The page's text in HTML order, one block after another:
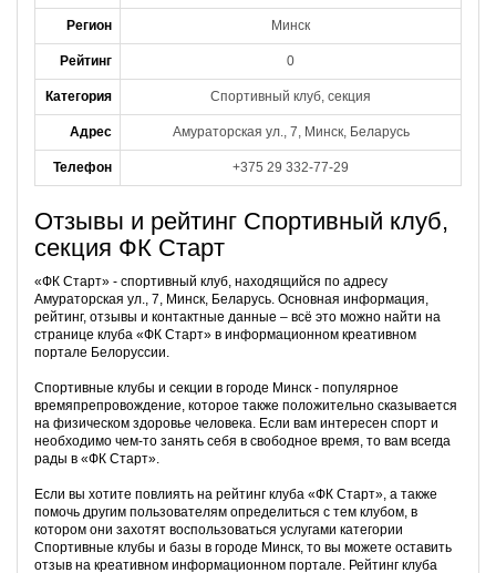
Регион Минск
Рейтинг 0
Категория Спортивный клуб, секция
Адрес Амураторская ул., 7, Минск, Беларусь
Телефон +375 29 332-77-29
Отзывы и рейтинг Спортивный клуб,
секция ФК Старт
«ФК Старт» - спортивный клуб, находящийся по адресу
Амураторская ул., 7, Минск, Беларусь. Основная информация,
рейтинг, отзывы и контактные данные – всё это можно найти на
странице клуба «ФК Старт» в информационном креативном
портале Белоруссии.
Спортивные клубы и секции в городе Минск - популярное
времяпрепровождение, которое также положительно сказывается
на физическом здоровье человека. Если вам интересен спорт и
необходимо чем-то занять себя в свободное время, то вам всегда
рады в «ФК Старт».
Если вы хотите повлиять на рейтинг клуба «ФК Старт», а также
помочь другим пользователям определиться с тем клубом, в
котором они захотят воспользоваться услугами категории
Спортивные клубы и базы в городе Минск, то вы можете оставить
отзыв на креативном информационном портале. Рейтинг клуба